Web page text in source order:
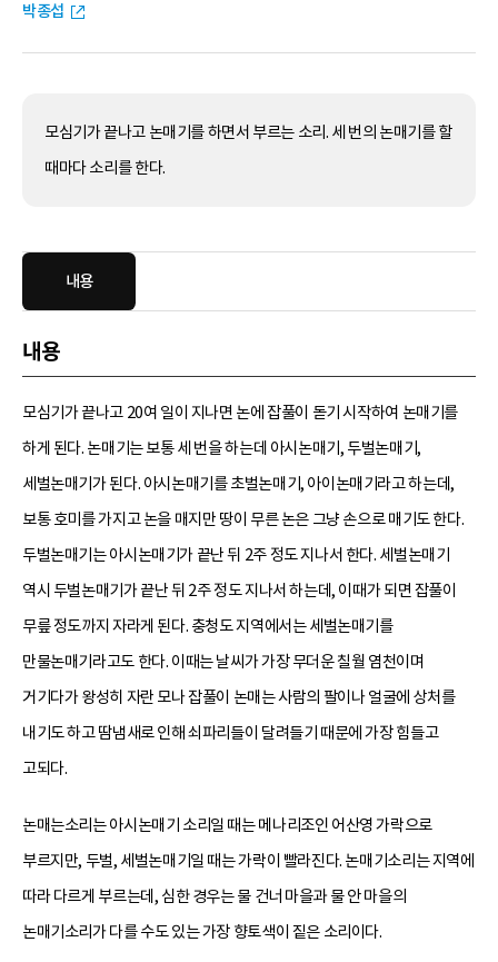
박종섭
모심기가 끝나고 논매기를 하면서 부르는 소리. 세 번의 논매기를 할
때마다 소리를 한다.
내용
내용
모심기가 끝나고 20여 일이 지나면 논에 잡풀이 돋기 시작하여 논매기를
하게 된다. 논매기는 보통 세 번을 하는데 아시논매기, 두벌논매기,
세벌논매기가 된다. 아시논매기를 초벌논매기, 아이논매기라고 하는데,
보통 호미를 가지고 논을 매지만 땅이 무른 논은 그냥 손으로 매기도 한다.
두벌논매기는 아시논매기가 끝난 뒤 2주 정도 지나서 한다. 세벌논매기
역시 두벌논매기가 끝난 뒤 2주 정도 지나서 하는데, 이때가 되면 잡풀이
무릎 정도까지 자라게 된다. 충청도 지역에서는 세벌논매기를
만물논매기라고도 한다. 이때는 날씨가 가장 무더운 칠월 염천이며
거기다가 왕성히 자란 모나 잡풀이 논매는 사람의 팔이나 얼굴에 상처를
내기도 하고 땀냄새로 인해 쇠파리들이 달려들기 때문에 가장 힘들고
고되다.
논매는소리는 아시논매기 소리일 때는 메나리조인 어산영 가락으로
부르지만, 두벌, 세벌논매기일 때는 가락이 빨라진다. 논매기소리는 지역에
따라 다르게 부르는데, 심한 경우는 물 건너 마을과 물 안 마을의
논매기소리가 다를 수도 있는 가장 향토색이 짙은 소리이다.